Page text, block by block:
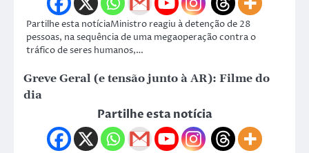
Partilhe esta notíciaMinistro reagiu à detenção de 28
pessoas, na sequência de uma megaoperação contra o
tráfico de seres humanos,…
Greve Geral (e tensão junto à AR): Filme do
dia
Partilhe esta notícia